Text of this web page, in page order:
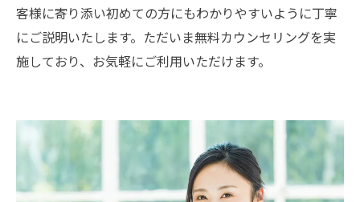
客様に寄り添い初めての方にもわかりやすいように丁寧
にご説明いたします。ただいま無料カウンセリングを実
施しており、お気軽にご利用いただけます。